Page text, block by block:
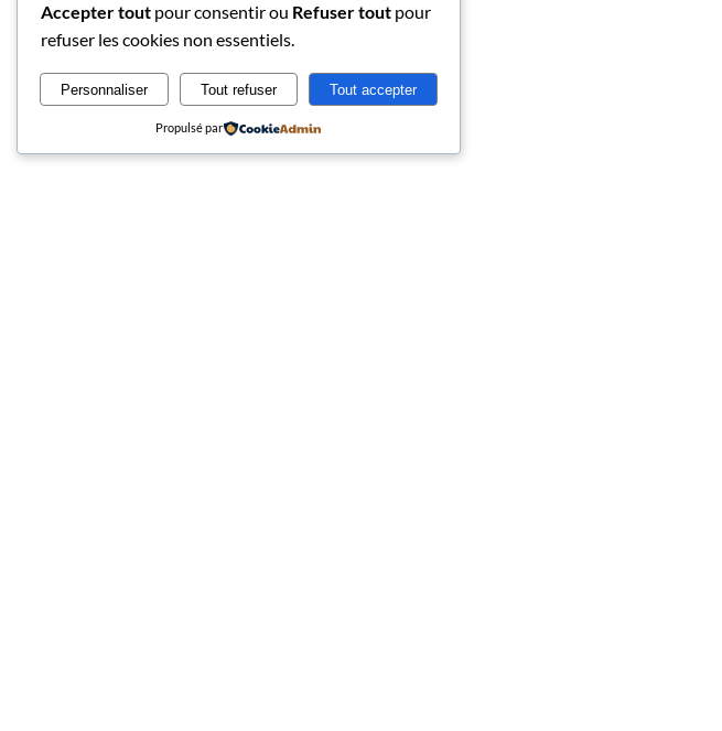
READ MORE
Accepter tout pour consentir ou Refuser tout pour
refuser les cookies non essentiels.
Personnaliser Tout refuser Tout accepter
Propulsé par